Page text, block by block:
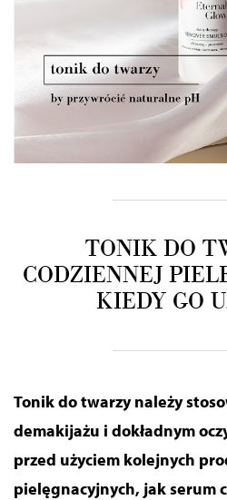
TONIK DO
CODZIENNEJ
KIEDY GO
Tonik do twarzy należy
demakijażu i dokładnym
przed użyciem kolejnych
pielęgnacyjnych, jak serum